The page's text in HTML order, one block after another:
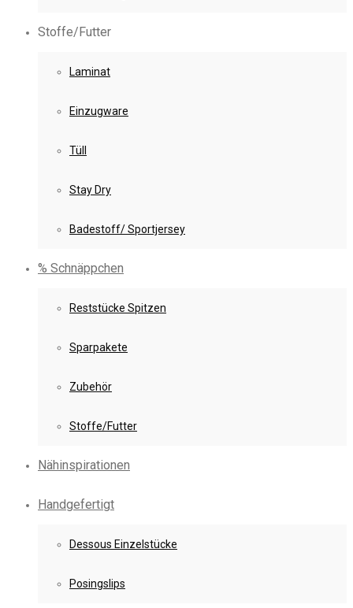
Stoffe/Futter
Laminat
Einzugware
Tüll
Stay Dry
Badestoff/ Sportjersey
% Schnäppchen
Reststücke Spitzen
Sparpakete
Zubehör
Stoffe/Futter
Nähinspirationen
Handgefertigt
Dessous Einzelstücke
Posingslips